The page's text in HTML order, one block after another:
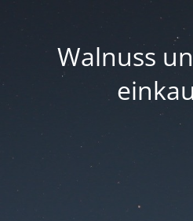
Walnuss